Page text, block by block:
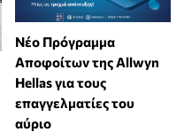
Νέο Πρόγραμμα
Αποφοίτων της Allwyn
Hellas για τους
επαγγελματίες του
αύριο